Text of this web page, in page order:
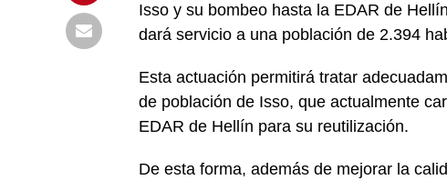
Isso y su bombeo hasta la EDAR de
dará servicio a una población de 2.394
Esta actuación permitirá tratar
de población de Isso, que actualmente
EDAR de Hellín para su reutilización.
De esta forma, además de mejorar la